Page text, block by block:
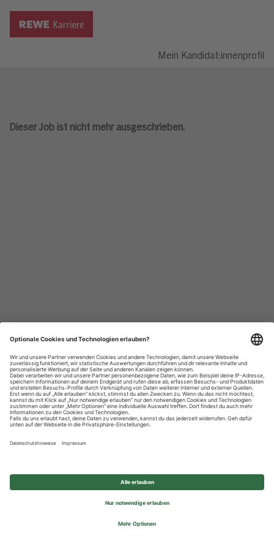
Mein Kandidat:innenprofil
Dieser Job ist nicht mehr ausgeschrieben.
Datenschutzhinweise
Impressum
Privatsphäre-Einstellungen
© 2026 REWE Group - All rights reserved